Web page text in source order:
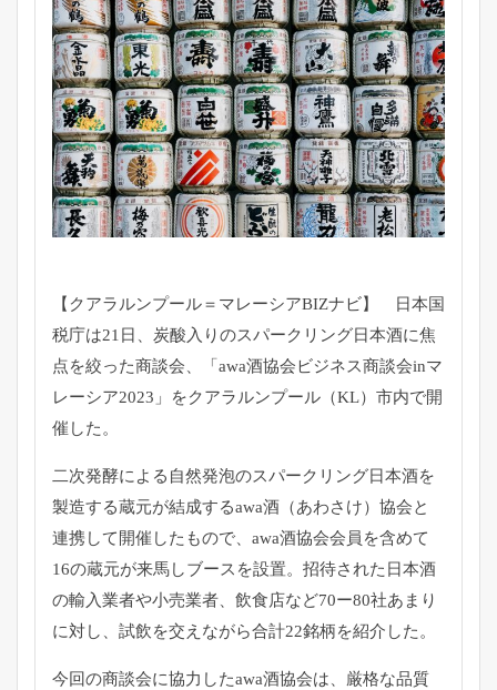
【クアラルンプール＝マレーシアBIZナビ】 日本国
税庁は21日、炭酸入りのスパークリング日本酒に焦
点を絞った商談会、「awa酒協会ビジネス商談会inマ
レーシア2023」をクアラルンプール（KL）市内で開
催した。
二次発酵による自然発泡のスパークリング日本酒を
製造する蔵元が結成するawa酒（あわさけ）協会と
連携して開催したもので、awa酒協会会員を含めて
16の蔵元が来馬しブースを設置。招待された日本酒
の輸入業者や小売業者、飲食店など70ー80社あまり
に対し、試飲を交えながら合計22銘柄を紹介した。
今回の商談会に協力したawa酒協会は、厳格な品質